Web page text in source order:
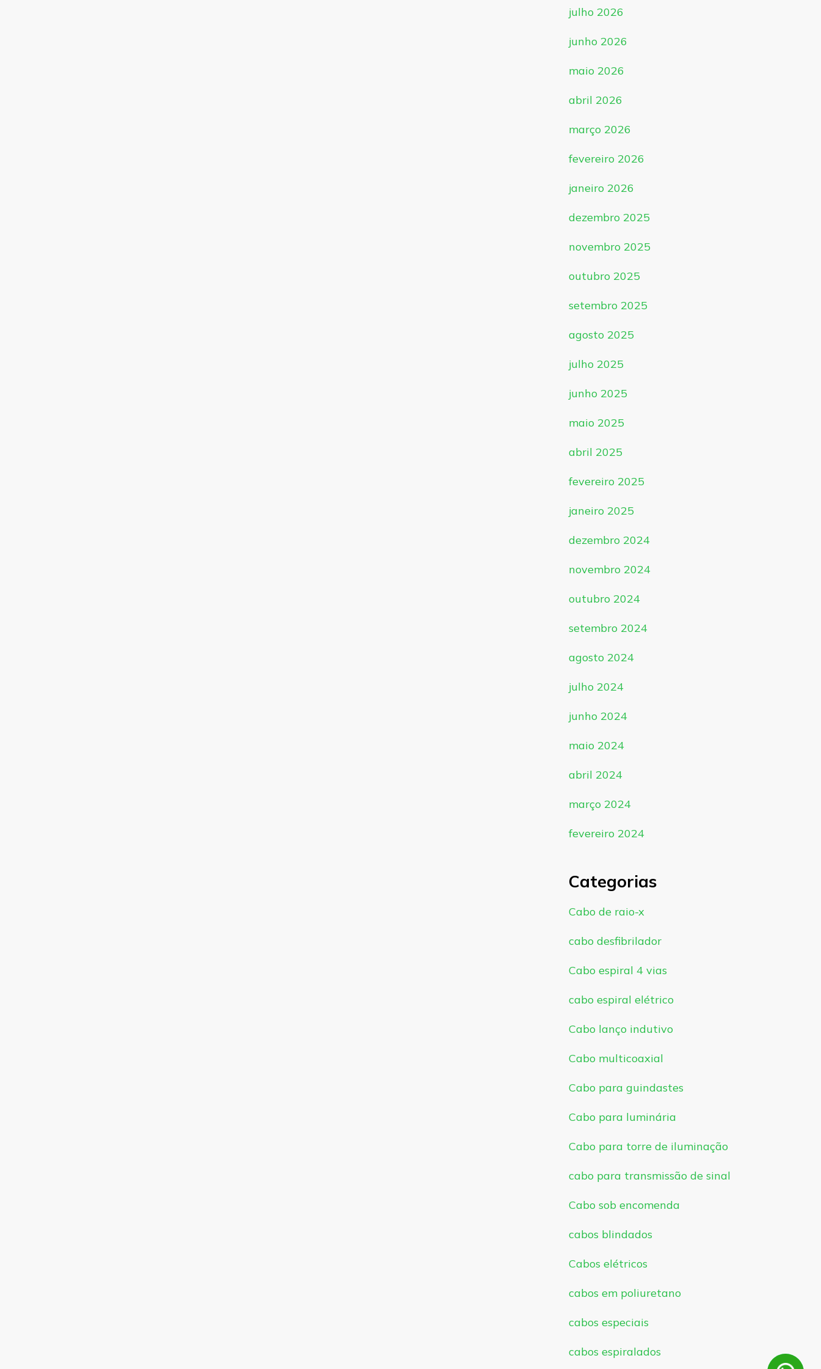
julho 2026
junho 2026
maio 2026
abril 2026
março 2026
fevereiro 2026
janeiro 2026
dezembro 2025
novembro 2025
outubro 2025
setembro 2025
agosto 2025
julho 2025
junho 2025
maio 2025
abril 2025
fevereiro 2025
janeiro 2025
dezembro 2024
novembro 2024
outubro 2024
setembro 2024
agosto 2024
julho 2024
junho 2024
maio 2024
abril 2024
março 2024
fevereiro 2024
Categorias
Cabo de raio-x
cabo desfibrilador
Cabo espiral 4 vias
cabo espiral elétrico
Cabo lanço indutivo
Cabo multicoaxial
Cabo para guindastes
Cabo para luminária
Cabo para torre de iluminação
cabo para transmissão de sinal
Cabo sob encomenda
cabos blindados
Cabos elétricos
cabos em poliuretano
cabos especiais
cabos espiralados